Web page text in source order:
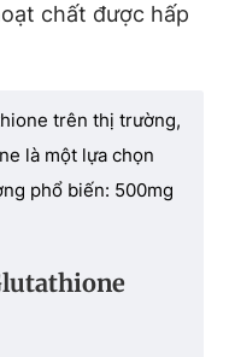
chất được hấp
trên thị trường,
là một lựa chọn
phổ biến: 500mg